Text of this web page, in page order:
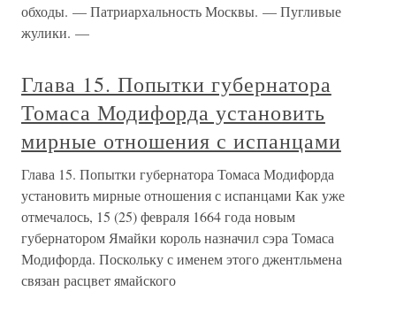
обходы. — Патриархальность Москвы. — Пугливые
жулики. —
Глава 15. Попытки губернатора
Томаса Модифорда установить
мирные отношения с испанцами
Глава 15. Попытки губернатора Томаса Модифорда
установить мирные отношения с испанцами Как уже
отмечалось, 15 (25) февраля 1664 года новым
губернатором Ямайки король назначил сэра Томаса
Модифорда. Поскольку с именем этого джентльмена
связан расцвет ямайского